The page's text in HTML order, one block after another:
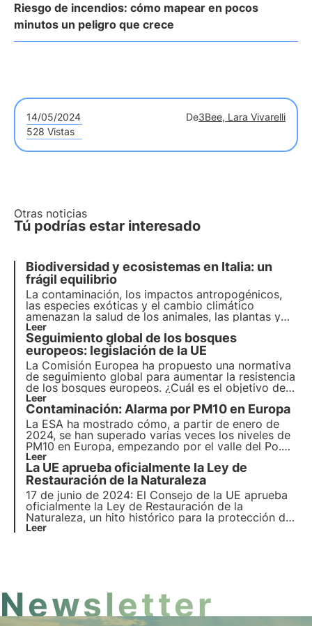
Riesgo de incendios: cómo mapear en pocos
minutos un peligro que crece
14/05/2024 De3Bee, Lara Vivarelli
528 Vistas
Otras noticias
Tú podrías estar interesado
Biodiversidad y ecosistemas en Italia: un
frágil equilibrio
La contaminación, los impactos antropogénicos,
las especies exóticas y el cambio climático
amenazan la salud de los animales, las plantas y
los hábitats en los que viven. El programa de la
ONU para 2030 aboga por la protección y la
restauración. Pero es necesario actuar a tiempo.
Leer
Seguimiento global de los bosques
europeos: legislación de la UE
La Comisión Europea ha propuesto una normativa
de seguimiento global para aumentar la resistencia
de los bosques europeos. ¿Cuál es el objetivo de
la ley propuesta y cómo repercutirá en la lucha
contra el cambio climático y la pérdida de
biodiversidad?
Leer
Contaminación: Alarma por PM10 en Europa
La ESA ha mostrado cómo, a partir de enero de
2024, se han superado varias veces los niveles de
PM10 en Europa, empezando por el valle del Po.
Descubre en este artículo qué son las PM10, cuál
es su impacto en la biodiversidad y el papel clave
de la vigilancia medioambiental en este ámbito.
Leer
La UE aprueba oficialmente la Ley de
Restauración de la Naturaleza
17 de junio de 2024: El Consejo de la UE aprueba
oficialmente la Ley de Restauración de la
Naturaleza, un hito histórico para la protección del
medio ambiente en Europa, gracias al voto a favor
Leer
Newsletter